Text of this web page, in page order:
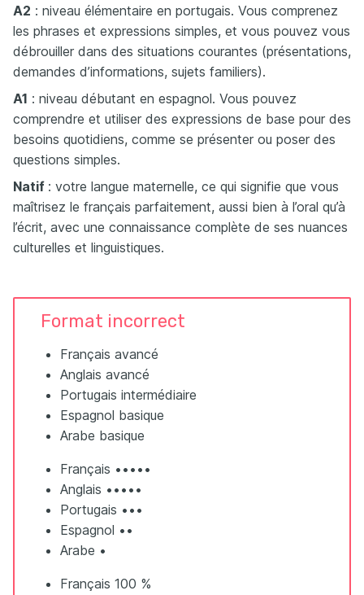
A2 : niveau élémentaire en portugais. Vous comprenez
les phrases et expressions simples, et vous pouvez vous
débrouiller dans des situations courantes (présentations,
demandes d’informations, sujets familiers).
A1 : niveau débutant en espagnol. Vous pouvez
comprendre et utiliser des expressions de base pour des
besoins quotidiens, comme se présenter ou poser des
questions simples.
Natif : votre langue maternelle, ce qui signifie que vous
maîtrisez le français parfaitement, aussi bien à l’oral qu’à
l’écrit, avec une connaissance complète de ses nuances
culturelles et linguistiques.
Format incorrect
Français avancé
Anglais avancé
Portugais intermédiaire
Espagnol basique
Arabe basique
Français •••••
Anglais •••••
Portugais •••
Espagnol ••
Arabe •
Français 100 %